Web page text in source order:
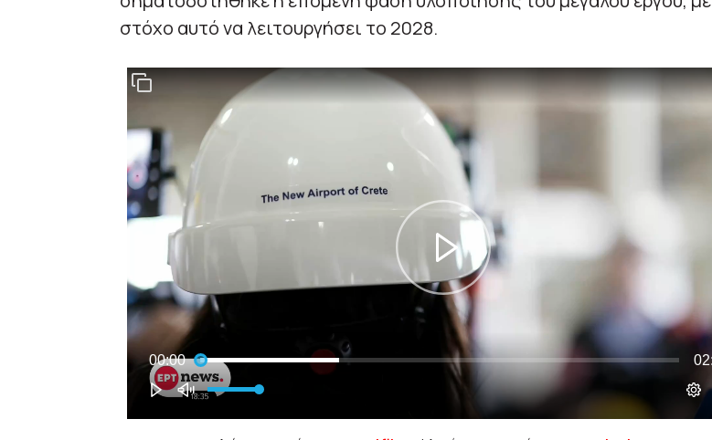
στόχο αυτό να λειτουργήσει το 2028.